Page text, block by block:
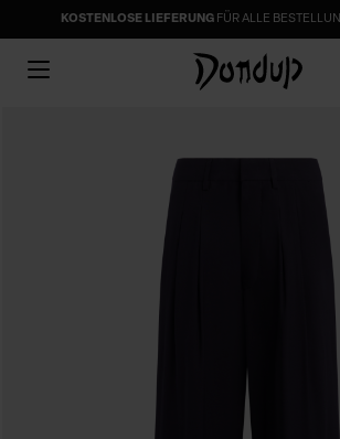
KOSTENLOSE LIEFERUNGFÜR ALLE